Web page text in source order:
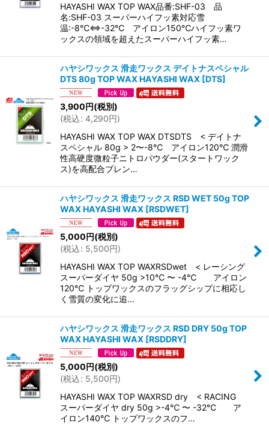
HAYASHI WAX TOP WAX品番:SHF-03 品
名:SHF-03 スーパーハイフッ素対応雪
温:-8℃⇔-32℃ アイロン150℃ハイフッ素ワ
ックスの領域を超えたスーパーハイフッ素…
ハヤシワックス 滑走ワックス デイトナスペシャル
DTS 80g TOP WAX HAYASHI WAX [DTS]
3,900円(税別)
(税込: 4,290円)
HAYASHI WAX TOP WAX DTSDTS < デイトナ
スペシャル 80g > 2〜-8℃ アイロン120℃ 潤滑
性高硬度微粒子ニトロパウダー(スタートワック
ス)を高配合ブレン…
ハヤシワックス 滑走ワックス RSD WET 50g TOP
WAX HAYASHI WAX [RSDWET]
5,000円(税別)
(税込: 5,500円)
HAYASHI WAX TOP WAXRSDwet < レーシング
スーパーダイヤ 50g >10℃ 〜 -4℃ アイロン
120℃ トップワックスのフラッグシップに相応し
く雪質の変化に追…
ハヤシワックス 滑走ワックス RSD DRY 50g TOP
WAX HAYASHI WAX [RSDDRY]
5,000円(税別)
(税込: 5,500円)
HAYASHI WAX TOP WAXRSD dry < RACING
スーパーダイヤ dry 50g >-4℃ 〜 -32℃ ア
イロン140℃ トップワックスのフ…